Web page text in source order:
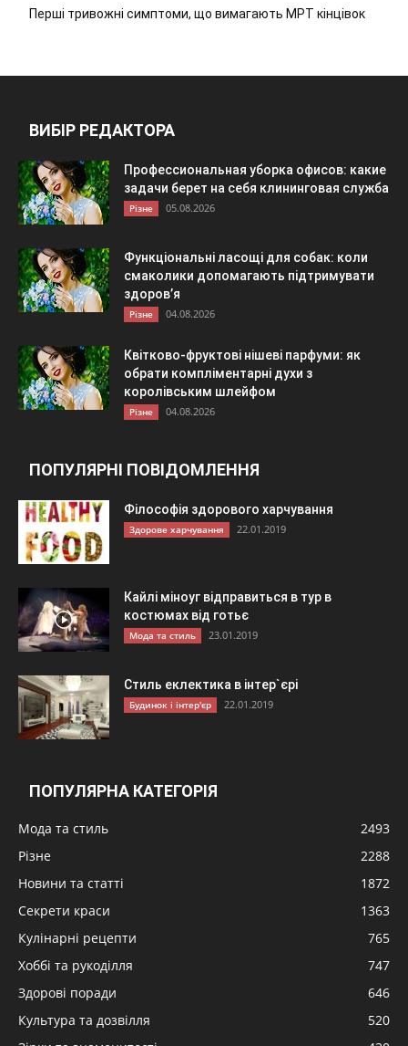
Перші тривожні симптоми, що вимагають МРТ кінцівок
ВИБІР РЕДАКТОРА
Профессиональная уборка офисов: какие
задачи берет на себя клининговая служба
Різне 05.08.2026
Функціональні ласощі для собак: коли
смаколики допомагають підтримувати
здоров’я
Різне 04.08.2026
Квітково-фруктові нішеві парфуми: як
обрати компліментарні духи з
королівським шлейфом
Різне 04.08.2026
ПОПУЛЯРНІ ПОВІДОМЛЕННЯ
Філософія здорового харчування
Здорове харчування 22.01.2019
Кайлі міноуг відправиться в тур в
костюмах від готьє
Мода та стиль 23.01.2019
Стиль еклектика в інтер`єрі
Будинок і інтер'єр 22.01.2019
ПОПУЛЯРНА КАТЕГОРІЯ
Мода та стиль
2493
Різне
2288
Новини та статті
1872
Секрети краси
1363
Кулінарні рецепти
765
Хоббі та рукоділля
747
Здорові поради
646
Культура та дозвілля
520